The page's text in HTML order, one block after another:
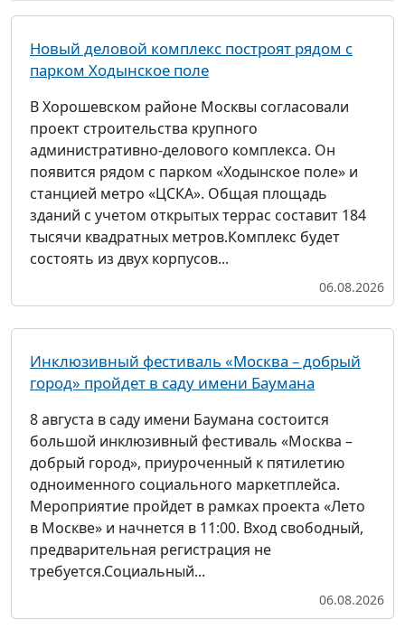
Новый деловой комплекс построят рядом с
парком Ходынское поле
В Хорошевском районе Москвы согласовали
проект строительства крупного
административно-делового комплекса. Он
появится рядом с парком «Ходынское поле» и
станцией метро «ЦСКА». Общая площадь
зданий с учетом открытых террас составит 184
тысячи квадратных метров.Комплекс будет
состоять из двух корпусов...
06.08.2026
Инклюзивный фестиваль «Москва – добрый
город» пройдет в саду имени Баумана
8 августа в саду имени Баумана состоится
большой инклюзивный фестиваль «Москва –
добрый город», приуроченный к пятилетию
одноименного социального маркетплейса.
Мероприятие пройдет в рамках проекта «Лето
в Москве» и начнется в 11:00. Вход свободный,
предварительная регистрация не
требуется.Социальный...
06.08.2026